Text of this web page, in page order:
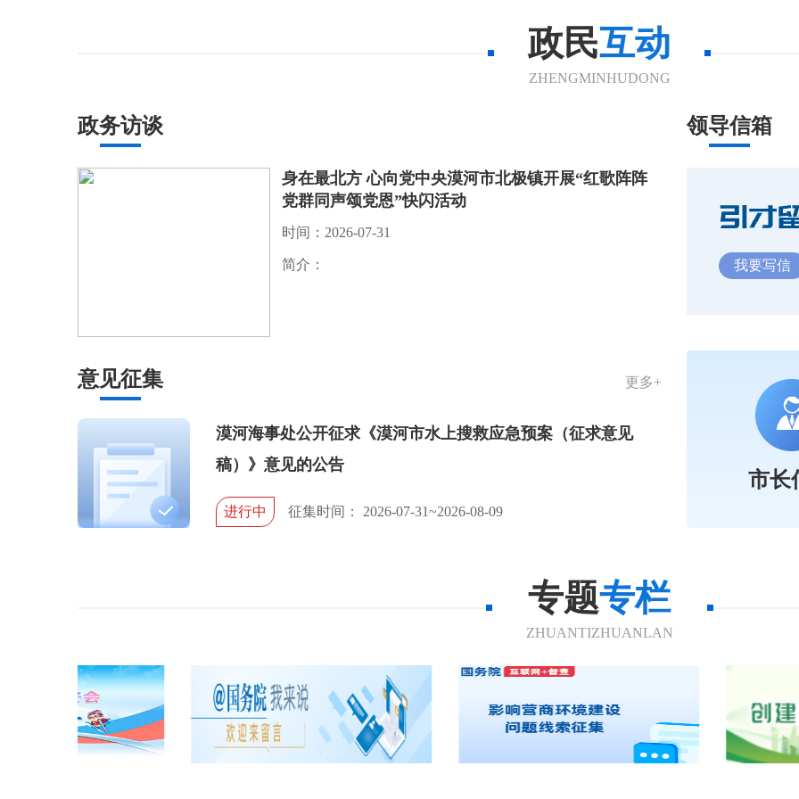
政民互动
ZHENGMINHUDONG
政务访谈
身在最北方 心向党中央漠河市北极镇开展“红歌阵阵
党群同声颂党恩”快闪活动
时间：2026-07-31
简介：
意见征集 更多+
漠河海事处公开征求《漠河市水上搜救应急预案（征求意见
稿）》意见的公告
进行中 征集时间： 2026-07-31~2026-08-09
领导信箱
我要写信
市长
专题专栏
ZHUANTIZHUANLAN